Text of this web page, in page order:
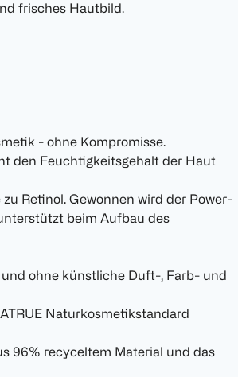
frisches Hautbild.
- ohne Kompromisse.
den Feuchtigkeitsgehalt der Haut
Retinol. Gewonnen wird der Power-
beim Aufbau des
ohne künstliche Duft-, Farb- und
Naturkosmetikstandard
96% recyceltem Material und das